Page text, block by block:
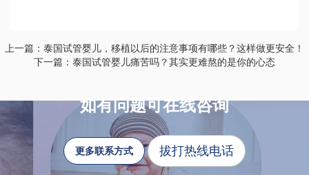
上一篇：泰国试管婴儿，移植以后的注意事项有哪些？这样做更安全！
下一篇：泰国试管婴儿痛苦吗？其实更难熬的是你的心态
如有问题可在线咨询
更多联系方式 拔打热线电话